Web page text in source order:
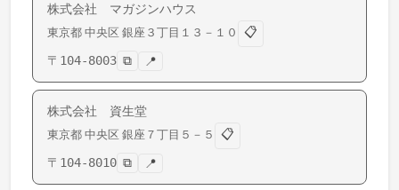
株式会社 マガジンハウス
東京都 中央区 銀座 ３丁目１３－１０
📋
〒 104-8003 ⧉ 📍
株式会社 資生堂
東京都 中央区 銀座 ７丁目５－５
📋
〒 104-8010 ⧉ 📍